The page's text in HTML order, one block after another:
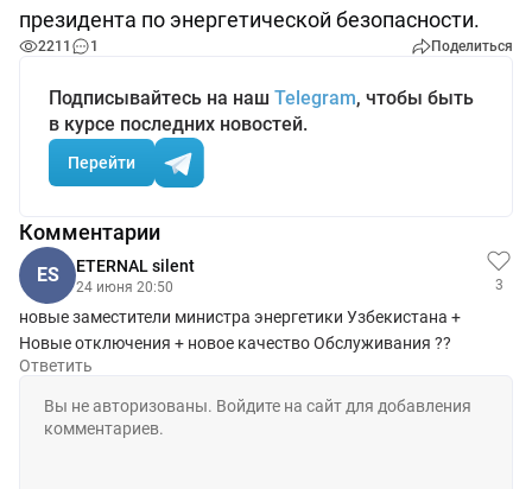
президента по энергетической безопасности.
2211 1 Поделиться
Подписывайтесь на наш Telegram, чтобы быть
в курсе последних новостей.
Перейти
Комментарии
ES ETERNAL silent
24 июня 20:50 3
новые заместители министра энергетики Узбекистана +
Новые отключения + новое качество Обслуживания ??
Ответить